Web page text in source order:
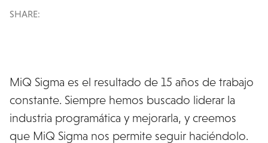
SHARE:
MiQ Sigma es el resultado de 15 años de trabajo
constante. Siempre hemos buscado liderar la
industria programática y mejorarla, y creemos
que MiQ Sigma nos permite seguir haciéndolo.